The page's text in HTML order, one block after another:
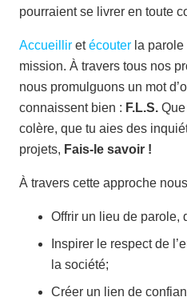
pourraient se livrer en toute
Accueillir etécouter la
mission. À travers tous nos
nous promulguons un mot
connaissent bien : F.L.S.
colère, que tu aies des
projets, Fais-le savoir !
À travers cette approche
Offrir un lieu de parole,
Inspirer le respect de
la société;
Créer un lien de